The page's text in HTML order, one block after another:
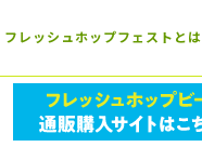
フレッシュホップフェストとは